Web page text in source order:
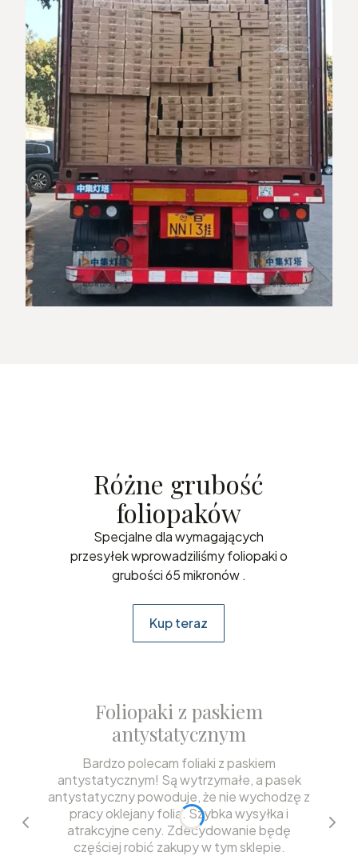
Różne grubość
foliopaków
Specjalne dla wymagających
przesyłek wprowadziliśmy foliopaki o
grubości 65 mikronów .
Kup teraz
Foliopaki z paskiem
antystatycznym
Bardzo polecam foliaki z paskiem
antystatycznym! Są wytrzymałe, a pasek
antystatyczny powoduje, że nie wychodzę z
pracy oklejany folia. Szybka wysyłka i
atrakcyjne ceny. Zdecydowanie będę
częściej robić zakupy w tym sklepie.